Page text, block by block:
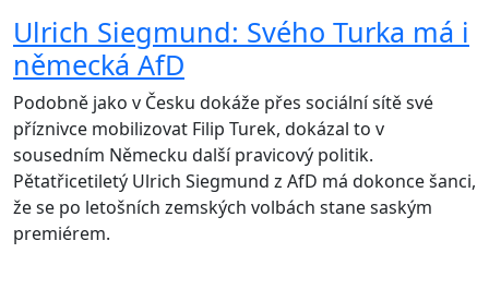
Ulrich Siegmund: Svého Turka má i
německá AfD
Podobně jako v Česku dokáže přes sociální sítě své
příznivce mobilizovat Filip Turek, dokázal to v
sousedním Německu další pravicový politik.
Pětatřicetiletý Ulrich Siegmund z AfD má dokonce šanci,
že se po letošních zemských volbách stane saským
premiérem.